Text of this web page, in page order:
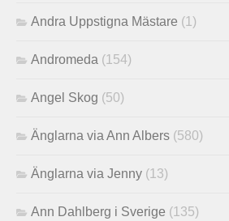
Andra Uppstigna Mästare (1)
Andromeda (154)
Angel Skog (50)
Änglarna via Ann Albers (580)
Änglarna via Jenny (13)
Ann Dahlberg i Sverige (135)